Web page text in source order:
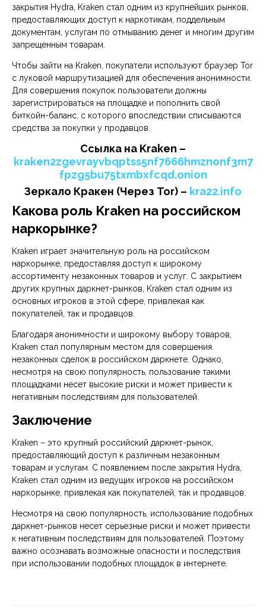
закрытия Hydra, Kraken стал одним из крупнейших рынков,
предоставляющих доступ к наркотикам, поддельным
документам, услугам по отмыванию денег и многим другим
запрещенным товарам.
Чтобы зайти на Kraken, покупатели используют браузер Tor
с луковой маршрутизацией для обеспечения анонимности.
Для совершения покупок пользователи должны
зарегистрироваться на площадке и пополнить свой
биткойн-баланс, с которого впоследствии списываются
средства за покупки у продавцов.
Cсылка на Kraken –
kraken2zgevrayvbqptss5nf7666hmznonf3m7
fpzg5bu75txmbxfcqd.onion
Зеркало Кракен (Через Tor) – kra22.info
Какова роль Kraken на российском
наркорынке?
Kraken играет значительную роль на российском
наркорынке, предоставляя доступ к широкому
ассортименту незаконных товаров и услуг. С закрытием
других крупных даркнет-рынков, Kraken стал одним из
основных игроков в этой сфере, привлекая как
покупателей, так и продавцов.
Благодаря анонимности и широкому выбору товаров,
Kraken стал популярным местом для совершения
незаконных сделок в российском даркнете. Однако,
несмотря на свою популярность, пользование такими
площадками несет высокие риски и может привести к
негативным последствиям для пользователей.
Заключение
Kraken – это крупный российский даркнет-рынок,
предоставляющий доступ к различным незаконным
товарам и услугам. С появлением после закрытия Hydra,
Kraken стал одним из ведущих игроков на российском
наркорынке, привлекая как покупателей, так и продавцов.
Несмотря на свою популярность, использование подобных
даркнет-рынков несет серьезные риски и может привести
к негативным последствиям для пользователей. Поэтому
важно осознавать возможные опасности и последствия
при использовании подобных площадок в интернете.